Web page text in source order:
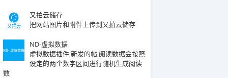
又拍云储存
把网站图片和附件上传到又拍云储存
ND-虚拟数据
虚拟数据插件,新发的帖,阅读数据会按照
设定的两个数字区间进行随机生成阅读
数